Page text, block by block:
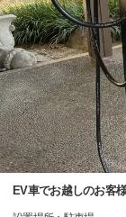
EV車でお越しのお客